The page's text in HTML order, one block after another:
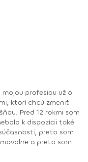
profesiou už 6
ktorí chcú zmeniť
som
k dispozícii také
preto som
a preto som
Mnohokrát som